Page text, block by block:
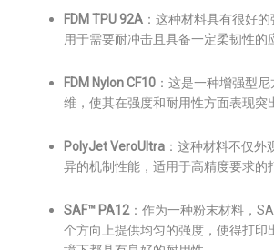
FDM TPU 92A ：这种材料具有很好
用于需要耐冲击且具备一定柔韧性的
FDM Nylon CF10 ：这是一种增强型
维，使其在强度和耐用性方面表现突
PolyJet VeroUltra ：这种材料不仅外
异的机制性能，适用于高精度要求的
SAF™ PA12：作为一种粉末材料，
个方向上提供均匀的强度，使得打印